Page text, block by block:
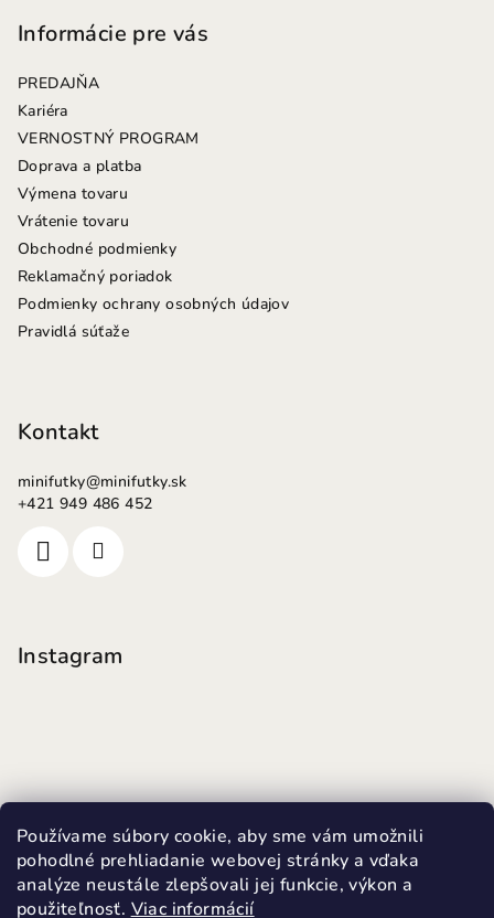
Používame súbory cookie, aby sme vám umožnili
pohodlné prehliadanie webovej stránky a vďaka
analýze neustále zlepšovali jej funkcie, výkon a
použiteľnosť. Viac informácií
Informácie pre vás
PREDAJŇA
Kariéra
VERNOSTNÝ PROGRAM
Doprava a platba
Výmena tovaru
Vrátenie tovaru
Obchodné podmienky
Reklamačný poriadok
Podmienky ochrany osobných údajov
Pravidlá súťaže
Kontakt
minifutky@minifutky.sk
+421 949 486 452
Instagram